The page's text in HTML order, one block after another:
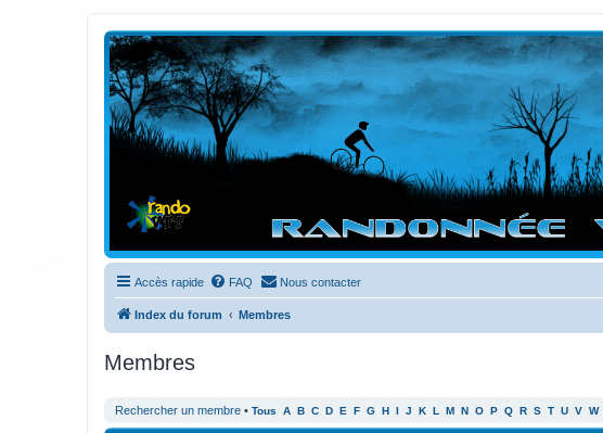
Randovttfree.fr
Bienvenue sur le site des randos vtt et pédestre de Bretagne . Bonne navigation sur le site et
Accès rapide FAQ Nous contacter
Index du forum Membres
Membres
Rechercher un membre • Tous A B C D E F G H J K L M N O P Q R S T U V W